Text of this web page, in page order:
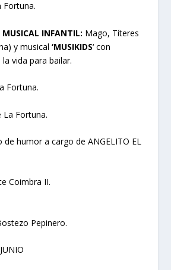
Fortuna.
MUSICAL INFANTIL: Mago, Títeres
y musical‘MUSIKIDS‘ con
vida para bailar.
Fortuna.
La Fortuna.
de humor a cargo de ANGELITO EL
Coimbra II.
Pepinero.